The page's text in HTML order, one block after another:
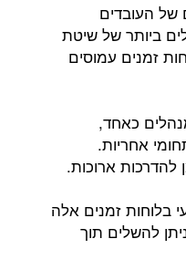
של העובדים
ביותר של שיטת
זמנים עמוסים
כאחד,
אחריות.
ארוכות.
בלוחות זמנים אלה
להשלים תוך